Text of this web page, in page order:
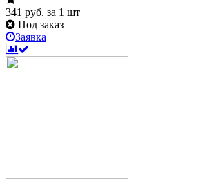
341 руб. за 1 шт
Под заказ
Заявка